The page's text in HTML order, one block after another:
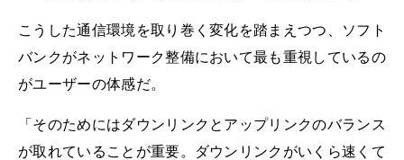
こうした通信環境を取り巻く変化を踏まえつつ、ソフト
バンクがネットワーク整備において最も重視しているの
がユーザーの体感だ。
「そのためにはダウンリンクとアップリンクのバランス
が取れていることが重要。ダウンリンクがいくら速くて